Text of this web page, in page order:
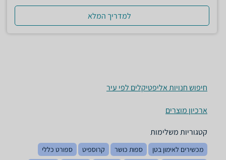
למדריך המלא
חיפוש חנויות אליפטיקלים לפי עיר
ארכיון מוצרים
קטגוריות משלימות
מכשירים לאימון בטן ספות כושר קרוספיט
ספורט כללי